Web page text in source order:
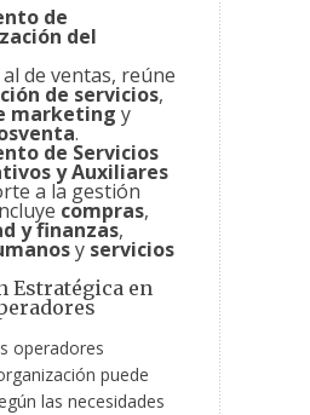
de
del
de ventas, reúne
de servicios,
marketing y
.
de Servicios
y Auxiliares
a la gestión
compras,
y finanzas,
y servicios
Estratégica en
operadores
puede
las necesidades